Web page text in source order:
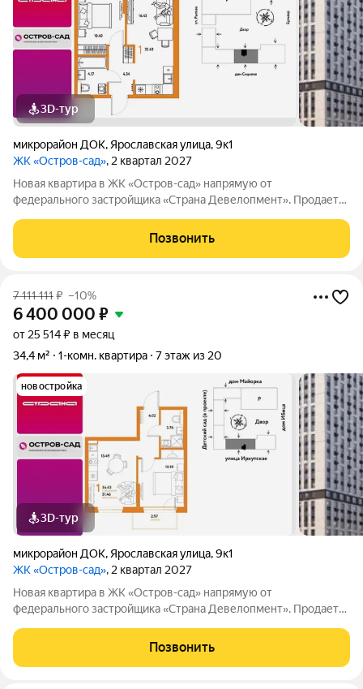
3D-тур
микрорайон ДОК, Ярославская улица,9к1
ЖК «Остров-сад», 2 квартал 2027
Новая квартира в ЖК «Остров-сад» напрямую от
федерального застройщика «Страна Девелопмент». Продается
Девелопмент. Площадь квартиры 35,43 кв. м. Жилой комплекс
Позвонить
7 111 111₽ –10%
6 400 000 ₽
от 25 514 ₽ в месяц
34,4 м²
1-комн. квартира 7 этаж из 20
новостройка
3D-тур
микрорайон ДОК, Ярославская улица,9к1
ЖК «Остров-сад», 2 квартал 2027
Новая квартира в ЖК «Остров-сад» напрямую от
федерального застройщика «Страна Девелопмент». Продается
Девелопмент. Площадь квартиры 34,43 кв. м. Жилой комплекс
Позвонить